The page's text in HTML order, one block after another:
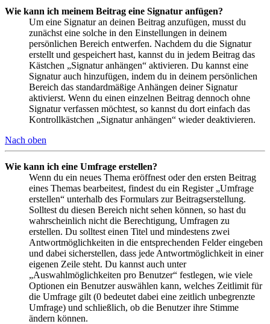
Wie kann ich meinem Beitrag eine Signatur anfügen?
Um eine Signatur an deinen Beitrag anzufügen, musst du
zunächst eine solche in den Einstellungen in deinem
persönlichen Bereich entwerfen. Nachdem du die Signatur
erstellt und gespeichert hast, kannst du in jedem Beitrag das
Kästchen „Signatur anhängen“ aktivieren. Du kannst eine
Signatur auch hinzufügen, indem du in deinem persönlichen
Bereich das standardmäßige Anhängen deiner Signatur
aktivierst. Wenn du einen einzelnen Beitrag dennoch ohne
Signatur verfassen möchtest, so kannst du dort einfach das
Kontrollkästchen „Signatur anhängen“ wieder deaktivieren.
Nach oben
Wie kann ich eine Umfrage erstellen?
Wenn du ein neues Thema eröffnest oder den ersten Beitrag
eines Themas bearbeitest, findest du ein Register „Umfrage
erstellen“ unterhalb des Formulars zur Beitragserstellung.
Solltest du diesen Bereich nicht sehen können, so hast du
wahrscheinlich nicht die Berechtigung, Umfragen zu
erstellen. Du solltest einen Titel und mindestens zwei
Antwortmöglichkeiten in die entsprechenden Felder eingeben
und dabei sicherstellen, dass jede Antwortmöglichkeit in einer
eigenen Zeile steht. Du kannst auch unter
„Auswahlmöglichkeiten pro Benutzer“ festlegen, wie viele
Optionen ein Benutzer auswählen kann, welches Zeitlimit für
die Umfrage gilt (0 bedeutet dabei eine zeitlich unbegrenzte
Umfrage) und schließlich, ob die Benutzer ihre Stimme
ändern können.